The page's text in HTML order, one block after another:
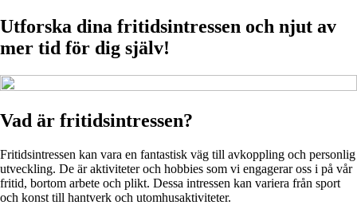
Utforska dina fritidsintressen och njut av
mer tid för dig själv!
Vad är fritidsintressen?
Fritidsintressen kan vara en fantastisk väg till avkoppling och personlig
utveckling. De är aktiviteter och hobbies som vi engagerar oss i på vår
fritid, bortom arbete och plikt. Dessa intressen kan variera från sport
och konst till hantverk och utomhusaktiviteter.